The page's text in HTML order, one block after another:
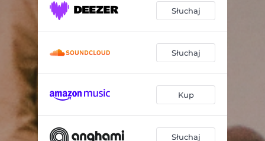
Słuchaj
Słuchaj
Kup
Słuchaj